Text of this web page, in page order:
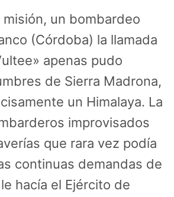
misión, un bombardeo
(Córdoba) la llamada
apenas pudo
de Sierra Madrona,
un Himalaya. La
improvisados
que rara vez podía
continuas demandas de
hacía el Ejército de